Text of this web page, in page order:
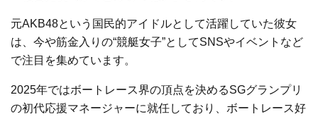
元AKB48という国民的アイドルとして活躍していた彼女
は、今や筋金入りの“競艇女子”としてSNSやイベントなど
で注目を集めています。
2025年ではボートレース界の頂点を決めるSGグランプリ
の初代応援マネージャーに就任しており、ボートレース好